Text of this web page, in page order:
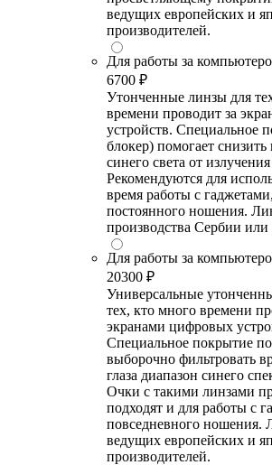
ведущих европейских и
производителей.
Для работы за
6700 ₽
Утонченные линзы для
времени проводит за
устройств. Специальное
блокер) помогает снизить
синего света от
Рекомендуются для
время работы с
постоянного ношения.
производства Сербии
Для работы за
20300 ₽
Универсальные
тех, кто много времени
экранами цифровых
Специальное покрытие
выборочно фильтровать
глаза диапазон синего
Очки с такими линзами
подходят и для работы с
повседневного ношения.
ведущих европейских и
производителей.